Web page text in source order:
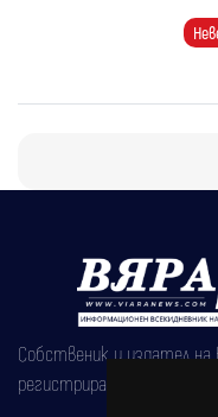
Собственик и издател на
регистрирана на